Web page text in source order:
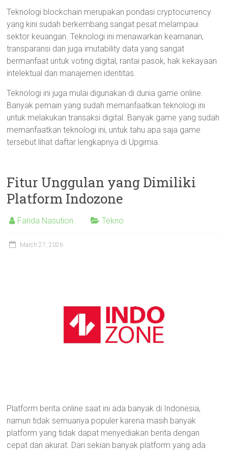
Teknologi blockchain merupakan pondasi cryptocurrency
yang kini sudah berkembang sangat pesat melampaui
sektor keuangan. Teknologi ini menawarkan keamanan,
transparansi dan juga imutability data yang sangat
bermanfaat untuk voting digital, rantai pasok, hak kekayaan
intelektual dan manajemen identitas.
Teknologi ini juga mulai digunakan di dunia game online.
Banyak pemain yang sudah memanfaatkan teknologi ini
untuk melakukan transaksi digital. Banyak game yang sudah
memanfaatkan teknologi ini, untuk tahu apa saja game
tersebut lihat daftar lengkapnya di Upgimia.
Fitur Unggulan yang Dimiliki
Platform Indozone
Farida Nasution Tekno
March 27, 2026
Platform berita online saat ini ada banyak di Indonesia,
namun tidak semuanya populer karena masih banyak
platform yang tidak dapat menyediakan berita dengan
cepat dan akurat. Dari sekian banyak platform yang ada